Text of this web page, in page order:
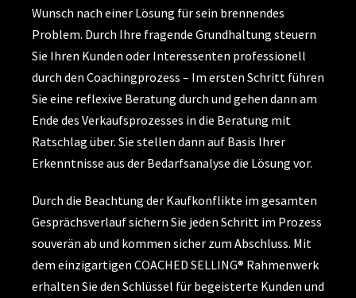
Wunsch nach einer Lösung für sein brennendes
Problem. Durch Ihre fragende Grundhaltung steuern
Sie Ihren Kunden oder Interessenten professionell
durch den Coachingprozess – Im ersten Schritt führen
Sie eine reflexive Beratung durch und gehen dann am
Ende des Verkaufsprozesses in die Beratung mit
Ratschlag über. Sie stellen dann auf Basis Ihrer
Erkenntnisse aus der Bedarfsanalyse die Lösung vor.
Durch die Beachtung der Kaufkonflikte im gesamten
Gesprächsverlauf sichern Sie jeden Schritt im Prozess
souverän ab und kommen sicher zum Abschluss. Mit
dem einzigartigen COACHED SELLING® Rahmenwerk
erhalten Sie den Schlüssel für begeisterte Kunden und